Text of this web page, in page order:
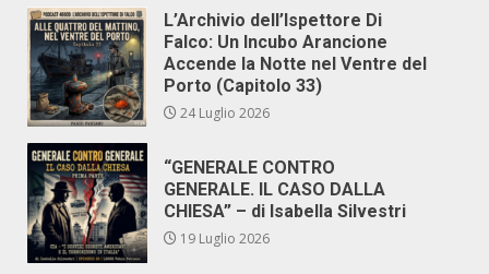
L’Archivio dell’Ispettore Di
Falco: Un Incubo Arancione
Accende la Notte nel Ventre del
Porto (Capitolo 33)
24 Luglio 2026
“GENERALE CONTRO
GENERALE. IL CASO DALLA
CHIESA” – di Isabella Silvestri
19 Luglio 2026